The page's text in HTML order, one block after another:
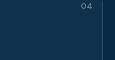
04